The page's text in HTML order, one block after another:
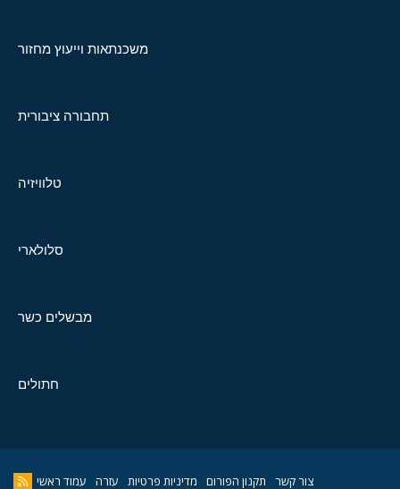
משכנתאות וייעוץ מחזור
תחבורה ציבורית
טלוויזיה
סלולארי
מבשלים כשר
חתולים
צור קשר תקנון הפורום מדיניות פרטיות עזרה עמוד ראשי